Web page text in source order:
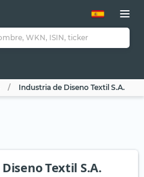
Industria de Diseno Textil S.A.
Textil S.A.